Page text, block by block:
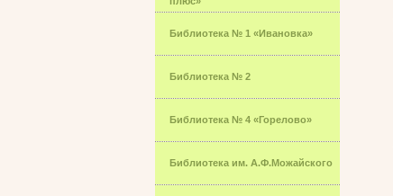
Библиотека № 1 «Ивановка»
Библиотека № 2
Библиотека № 4 «Горелово»
Библиотека им. А.Ф.Можайского